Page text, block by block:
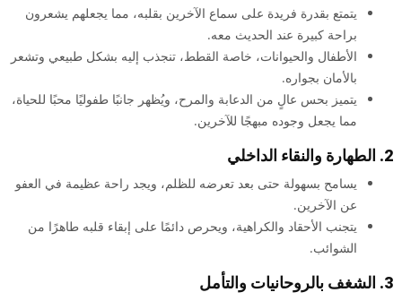
يتمتع بقدرة فريدة على سماع الآخرين بقلبه، مما يجعلهم يشعرون
براحة كبيرة عند الحديث معه.
الأطفال والحيوانات، خاصة القطط، تنجذب إليه بشكل طبيعي وتشعر
بالأمان بجواره.
يتميز بحس عالٍ من الدعابة والمرح، ويُظهر جانبًا طفوليًا محبًا للحياة،
مما يجعل وجوده مبهجًا للآخرين.
2. الطهارة والنقاء الداخلي
يسامح بسهولة حتى بعد تعرضه للظلم، ويجد راحة عظيمة في العفو
عن الآخرين.
يتجنب الأحقاد والكراهية، ويحرص دائمًا على إبقاء قلبه طاهرًا من
الشوائب.
3. الشغف بالروحانيات والتأمل